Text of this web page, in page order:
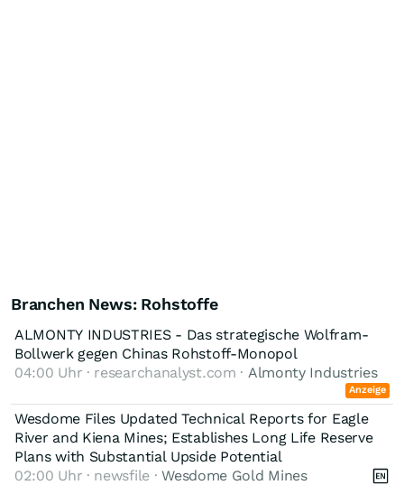
Branchen News: Rohstoffe
ALMONTY INDUSTRIES - Das strategische Wolfram-
Bollwerk gegen Chinas Rohstoff-Monopol
04:00 Uhr · researchanalyst.com · Almonty Industries
Anzeige
Wesdome Files Updated Technical Reports for Eagle
River and Kiena Mines; Establishes Long Life Reserve
Plans with Substantial Upside Potential
02:00 Uhr · newsfile ·Wesdome Gold Mines